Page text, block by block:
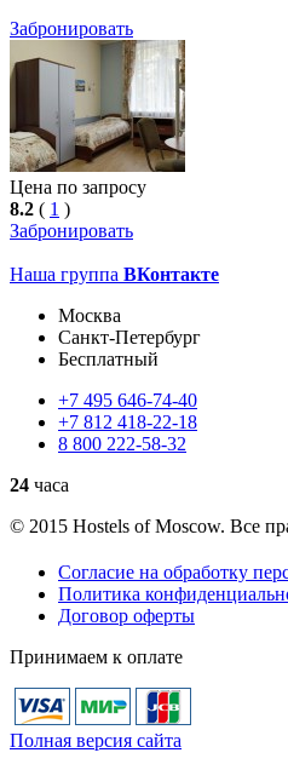
Забронировать
Цена по запросу
8.2 ( 1 )
Забронировать
Наша группа ВКонтакте
Москва
Санкт-Петербург
Бесплатный
+7 495 646-74-40
+7 812 418-22-18
8 800 222-58-32
24 часа
© 2015 Hostels of Moscow. Все
Согласие на обработку
Политика
Договор оферты
Принимаем к оплате
Полная версия сайта